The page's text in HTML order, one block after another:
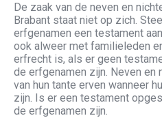
De zaak van de neven en
Brabant staat niet op zich.
erfgenamen een testament
ook alweer met familieleden
erfrecht is, als er geen
de erfgenamen zijn. Neven en
van hun tante erven wanneer
zijn. Is er een testament
de erfgenamen zijn.